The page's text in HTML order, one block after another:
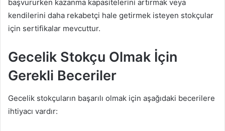
başvururken kazanma kapasitelerini artırmak veya
kendilerini daha rekabetçi hale getirmek isteyen stokçular
için sertifikalar mevcuttur.
Gecelik Stokçu Olmak İçin
Gerekli Beceriler
Gecelik stokçuların başarılı olmak için aşağıdaki becerilere
ihtiyacı vardır: